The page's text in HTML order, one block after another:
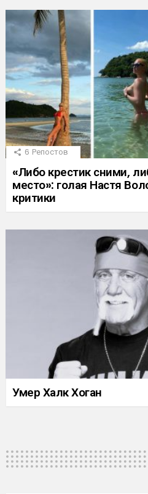
6 Репостов
«Либо крестик сними,
место»: голая Настя
критики
Умер Халк Хоган